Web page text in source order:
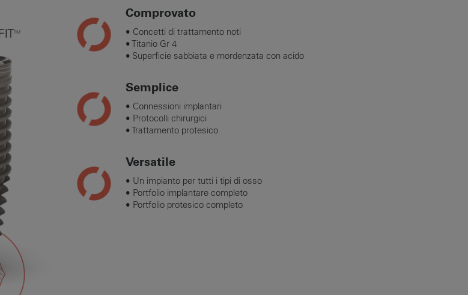
Comprovato
• Concetti di trattamento noti
• Titanio Gr 4
• Superficie sabbiata e mordenzata con acido
Semplice
• Connessioni implantari​
• Protocolli chirurgici
• Trattamento protesico
Versatile
• Un impianto per tutti i tipi di osso
• Portfolio implantare completo
• Portfolio protesico completo